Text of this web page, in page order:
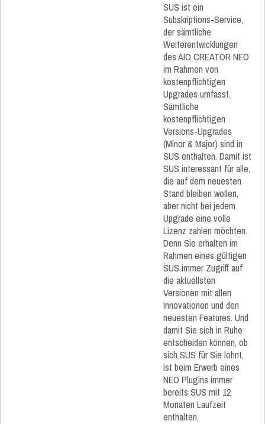
SUS ist ein
Subskriptions-Service,
der sämtliche
Weiterentwicklungen
des AIO CREATOR NEO
im Rahmen von
kostenpflichtigen
Upgrades umfasst.
Sämtliche
kostenpflichtigen
Versions-Upgrades
(Minor & Major) sind in
SUS enthalten. Damit ist
SUS interessant für alle,
die auf dem neuesten
Stand bleiben wollen,
aber nicht bei jedem
Upgrade eine volle
Lizenz zahlen möchten.
Denn Sie erhalten im
Rahmen eines gültigen
SUS immer Zugriff auf
die aktuellsten
Versionen mit allen
Innovationen und den
neuesten Features. Und
damit Sie sich in Ruhe
entscheiden können, ob
sich SUS für Sie lohnt,
ist beim Erwerb eines
NEO Plugins immer
bereits SUS mit 12
Monaten Laufzeit
enthalten.